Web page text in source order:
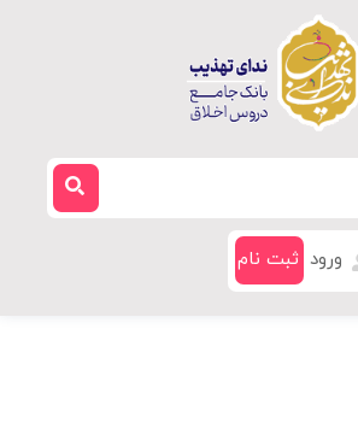
ورود ثبت نام